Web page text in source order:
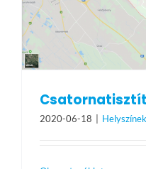
2020-06-18 Helyszínek